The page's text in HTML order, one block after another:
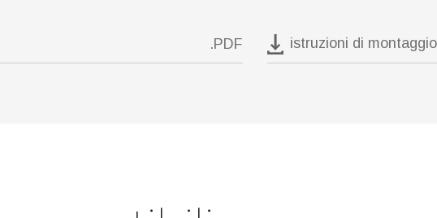
.PDF istruzioni di montaggio